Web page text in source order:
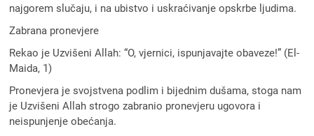
najgorem slučaju, i na ubistvo i uskraćivanje opskrbe ljudima.
Zabrana pronevjere
Rekao je Uzvišeni Allah: “O, vjernici, ispunjavajte obaveze!” (El-
Maida, 1)
Pronevjera je svojstvena podlim i bijednim dušama, stoga nam
je Uzvišeni Allah strogo zabranio pronevjeru ugovora i
neispunjenje obećanja.